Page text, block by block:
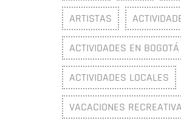
ARTISTAS
ACTIVIDADES EN BOGOTÁ
ACTIVIDADES LOCALES
VACACIONES